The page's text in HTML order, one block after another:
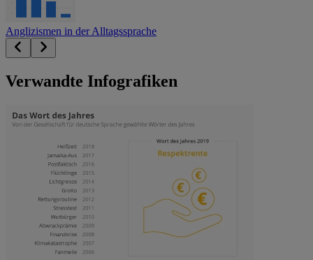
Anglizismen in der Alltagssprache
Verwandte Infografiken